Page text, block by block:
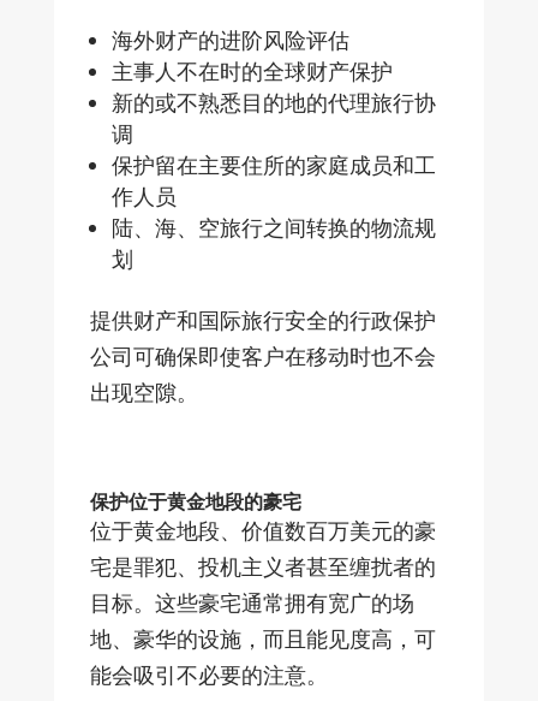
海外财产的进阶风险评估
主事人不在时的全球财产保护
新的或不熟悉目的地的代理旅行协
调
保护留在主要住所的家庭成员和工
作人员
陆、海、空旅行之间转换的物流规
划
提供财产和国际旅行安全的行政保护
公司可确保即使客户在移动时也不会
出现空隙。
保护位于黄金地段的豪宅
位于黄金地段、价值数百万美元的豪
宅是罪犯、投机主义者甚至缠扰者的
目标。这些豪宅通常拥有宽广的场
地、豪华的设施，而且能见度高，可
能会吸引不必要的注意。